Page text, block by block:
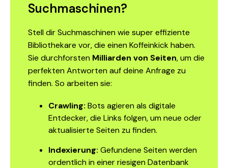
Suchmaschinen?
Stell dir Suchmaschinen wie super effiziente
Bibliothekare vor, die einen Koffeinkick haben.
Sie durchforsten Milliarden von Seiten, um die
perfekten Antworten auf deine Anfrage zu
finden. So arbeiten sie:
Crawling: Bots agieren als digitale
Entdecker, die Links folgen, um neue oder
aktualisierte Seiten zu finden.
Indexierung: Gefundene Seiten werden
ordentlich in einer riesigen Datenbank